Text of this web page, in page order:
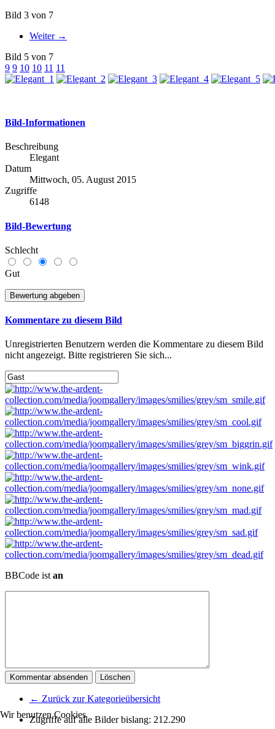
Bild 3 von 7
Weiter →
Bild 5 von 7
9 9 10 10 11 11
Bild-Informationen
Beschreibung
Elegant
Datum
Mittwoch, 05. August 2015
Zugriffe
6148
Bild-Bewertung
Schlecht
Gut
Kommentare zu diesem Bild
Unregistrierten Benutzern werden die Kommentare zu diesem Bild
nicht angezeigt. Bitte registrieren Sie sich...
BBCode istan
← Zurück zur Kategorieübersicht
Zugriffe auf alle Bilder bislang: 212.290
Wir benutzen Cookies